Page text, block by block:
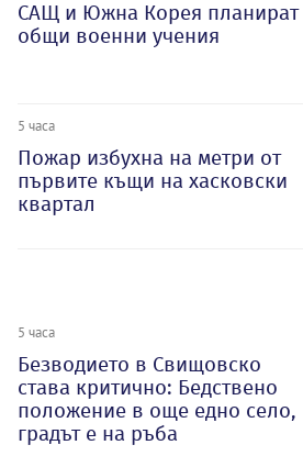
САЩ и Южна Корея планират
общи военни учения
5 часа
Пожар избухна на метри от
първите къщи на хасковски
квартал
5 часа
Безводието в Свищовско
става критично: Бедствено
положение в още едно село,
градът е на ръба